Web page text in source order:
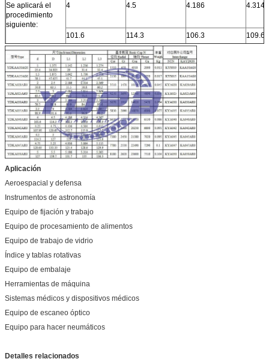
Se aplicará el
procedimiento
siguiente:
4 4.5 4.186 4.314
101.6 114.3 106.3 109.6
Se trata de un
sistema de control
de las emisiones
de gases de
escape.
4.25 4.75 4.436
107.95 120.65 112.7
Se aplicará el
procedimiento
siguiente:
4.5 5 4.686
114.3 127 119
Se trata de un
sistema de control
de CO2
4.75 5.25 4.936
Se aplicará el
procedimiento
5
Aplicación
Aeroespacial y defensa
Instrumentos de astronomía
Equipo de fijación y trabajo
Equipo de procesamiento de alimentos
Equipo de trabajo de vidrio
Índice y tablas rotativas
Equipo de embalaje
Herramientas de máquina
Sistemas médicos y dispositivos médicos
Equipo de escaneo óptico
Equipo para hacer neumáticos
Detalles relacionados